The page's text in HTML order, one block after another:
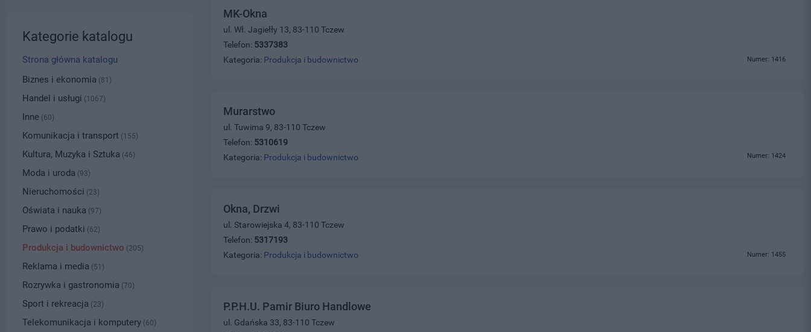
MK-Okna
ul. Wł. Jagiełły 13, 83-110 Tczew
Telefon: 5337383
Kategoria: Produkcja i budownictwo Numer: 1416
Murarstwo
ul. Tuwima 9, 83-110 Tczew
Telefon: 5310619
Kategoria: Produkcja i budownictwo Numer: 1424
Okna, Drzwi
ul. Starowiejska 4, 83-110 Tczew
Telefon: 5317193
Kategoria: Produkcja i budownictwo Numer: 1455
P.P.H.U. Pamir Biuro Handlowe
ul. Gdańska 33, 83-110 Tczew
Kategorie katalogu
Strona główna katalogu
Biznes i ekonomia (81)
Handel i usługi (1067)
Inne (60)
Komunikacja i transport (155)
Kultura, Muzyka i Sztuka (46)
Moda i uroda (93)
Nieruchomości (23)
Oświata i nauka (97)
Prawo i podatki (62)
Produkcja i budownictwo (205)
Reklama i media (51)
Rozrywka i gastronomia (70)
Sport i rekreacja (23)
Telekomunikacja i komputery (60)